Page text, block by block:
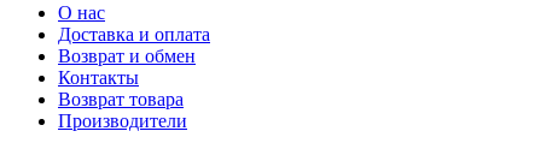
О нас
Доставка и оплата
Возврат и обмен
Контакты
Возврат товара
Производители